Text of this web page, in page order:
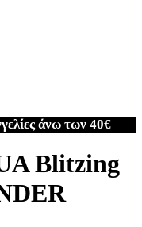
άνω των 40€
Blitzing